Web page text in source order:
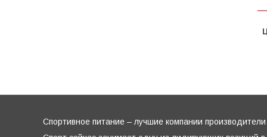
Спортивное питание – лучшие компании производители